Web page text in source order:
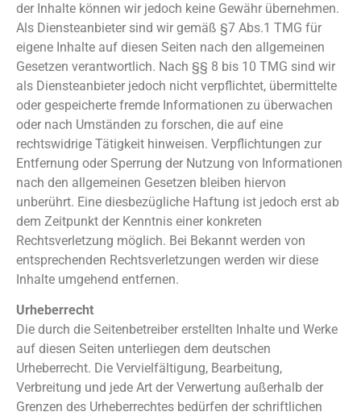
der Inhalte können wir jedoch keine Gewähr übernehmen.
Als Diensteanbieter sind wir gemäß §7 Abs.1 TMG für
eigene Inhalte auf diesen Seiten nach den allgemeinen
Gesetzen verantwortlich. Nach §§ 8 bis 10 TMG sind wir
als Diensteanbieter jedoch nicht verpflichtet, übermittelte
oder gespeicherte fremde Informationen zu überwachen
oder nach Umständen zu forschen, die auf eine
rechtswidrige Tätigkeit hinweisen. Verpflichtungen zur
Entfernung oder Sperrung der Nutzung von Informationen
nach den allgemeinen Gesetzen bleiben hiervon
unberührt. Eine diesbezügliche Haftung ist jedoch erst ab
dem Zeitpunkt der Kenntnis einer konkreten
Rechtsverletzung möglich. Bei Bekannt werden von
entsprechenden Rechtsverletzungen werden wir diese
Inhalte umgehend entfernen.
Urheberrecht
Die durch die Seitenbetreiber erstellten Inhalte und Werke
auf diesen Seiten unterliegen dem deutschen
Urheberrecht. Die Vervielfältigung, Bearbeitung,
Verbreitung und jede Art der Verwertung außerhalb der
Grenzen des Urheberrechtes bedürfen der schriftlichen